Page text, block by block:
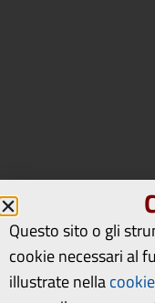
Questo sito o gli
cookie necessari al
illustrate nella